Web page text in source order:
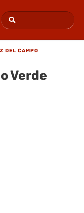
DEL CAMPO
Verde